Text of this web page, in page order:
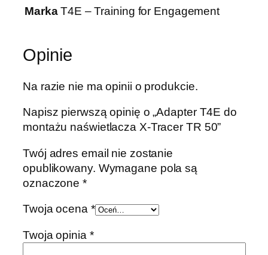
u
ś
i
t
l
a
c
z
X
T
Marka T4E – Training for Engagement
Opinie
Na razie nie ma opinii o produkcie.
Napisz pierwszą opinię o „Adapter T4E do
montażu naświetlacza X-Tracer TR 50”
Twój adres email nie zostanie
opublikowany. Wymagane pola są
oznaczone*
Twoja ocena *
Twoja opinia *